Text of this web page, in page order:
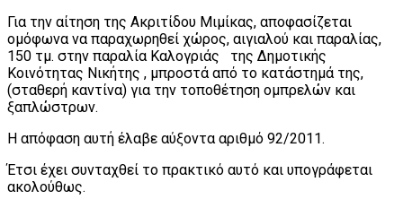
Για την αίτηση της Ακριτίδου Μιμίκας, αποφασίζεται
ομόφωνα να παραχωρηθεί χώρος, αιγιαλού και παραλίας,
150 τμ. στην παραλία Καλογριάς της Δημοτικής
Κοινότητας Νικήτης , μπροστά από το κατάστημά της,
(σταθερή καντίνα) για την τοποθέτηση ομπρελών και
ξαπλώστρων.
Η απόφαση αυτή έλαβε αύξοντα αριθμό 92/2011.
Έτσι έχει συνταχθεί το πρακτικό αυτό και υπογράφεται
ακολούθως.